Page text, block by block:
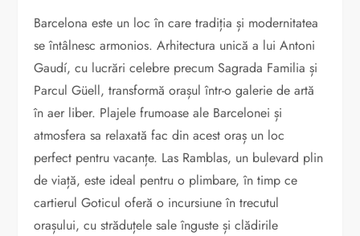
Barcelona este un loc în care tradiția și modernitatea
se întâlnesc armonios. Arhitectura unică a lui Antoni
Gaudí, cu lucrări celebre precum Sagrada Familia și
Parcul Güell, transformă orașul într-o galerie de artă
în aer liber. Plajele frumoase ale Barcelonei și
atmosfera sa relaxată fac din acest oraș un loc
perfect pentru vacanțe. Las Ramblas, un bulevard plin
de viață, este ideal pentru o plimbare, în timp ce
cartierul Goticul oferă o incursiune în trecutul
orașului, cu străduțele sale înguste și clădirile